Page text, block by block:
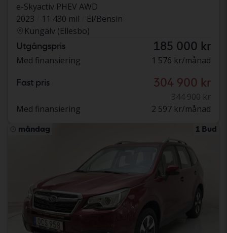
e-Skyactiv PHEV AWD
2023
11 430 mil
El/Bensin
Kungälv (Ellesbo)
Utgångspris 185 000 kr
Med finansiering 1 576 kr/månad
Fast pris 304 900 kr
344 900 kr
Med finansiering
2 597 kr/månad
måndag 1 Bud